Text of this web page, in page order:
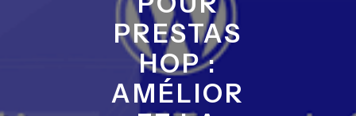
PRESTAS
HOP :
AMÉLIOR